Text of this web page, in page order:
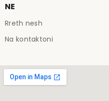
NE
Rreth nesh
Na kontaktoni